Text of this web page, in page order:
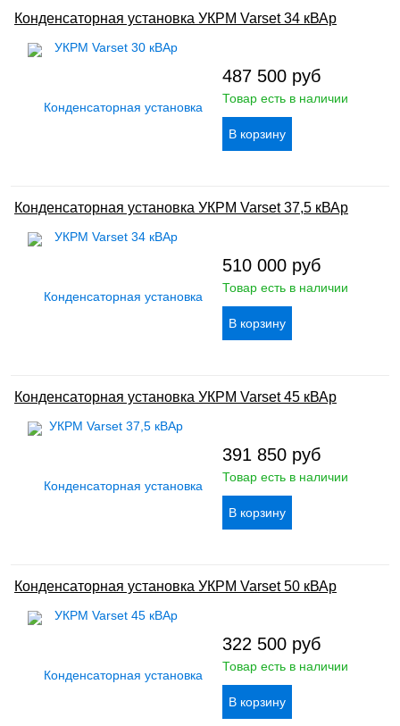
Конденсаторная установка УКРМ Varset 34 кВАр
487 500 руб
Товар есть в наличии
Конденсаторная установка УКРМ Varset 37,5 кВАр
510 000 руб
Товар есть в наличии
Конденсаторная установка УКРМ Varset 45 кВАр
391 850 руб
Товар есть в наличии
Конденсаторная установка УКРМ Varset 50 кВАр
322 500 руб
Товар есть в наличии